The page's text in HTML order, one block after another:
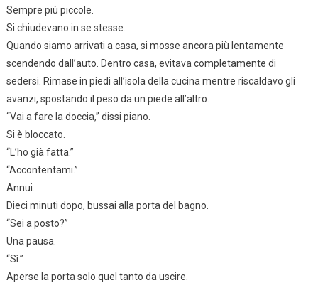
Sempre più piccole.
Si chiudevano in se stesse.
Quando siamo arrivati a casa, si mosse ancora più lentamente
scendendo dall’auto. Dentro casa, evitava completamente di
sedersi. Rimase in piedi all’isola della cucina mentre riscaldavo gli
avanzi, spostando il peso da un piede all’altro.
“Vai a fare la doccia,” dissi piano.
Si è bloccato.
“L’ho già fatta.”
“Accontentami.”
Annui.
Dieci minuti dopo, bussai alla porta del bagno.
“Sei a posto?”
Una pausa.
“Sì.”
Aperse la porta solo quel tanto da uscire.